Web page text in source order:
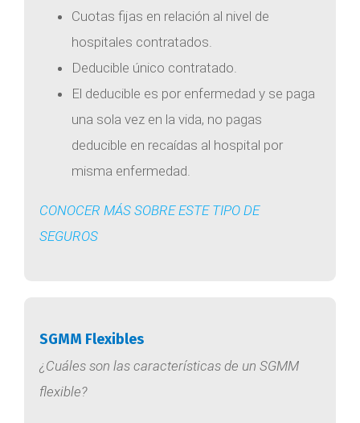
Cuotas fijas en relación al nivel de
hospitales contratados.
Deducible único contratado.
El deducible es por enfermedad y se paga
una sola vez en la vida, no pagas
deducible en recaídas al hospital por
misma enfermedad.
CONOCER MÁS SOBRE ESTE TIPO DE
SEGUROS
SGMM Flexibles
¿Cuáles son las características de un SGMM
flexible?